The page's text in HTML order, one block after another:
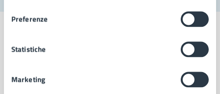
Preferenze
Statistiche
Marketing